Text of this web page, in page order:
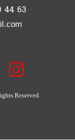
44 63
Reserved.